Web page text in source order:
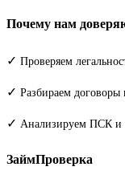
Почему нам
✓ Проверяем
✓ Разбираем договоры
✓ Анализируем ПСК и
ЗаймПроверка